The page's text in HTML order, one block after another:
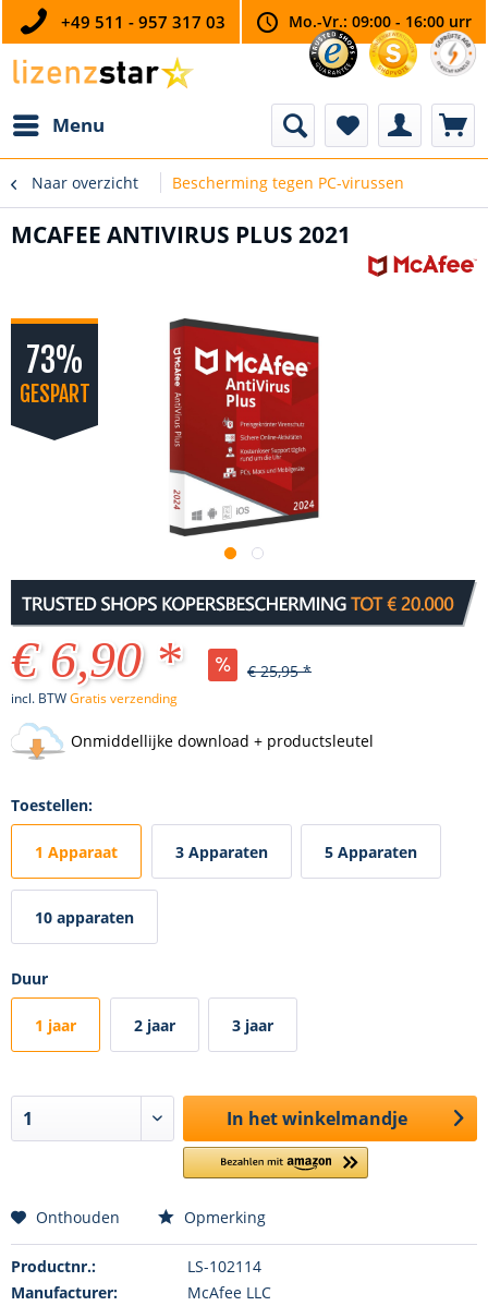
+49 511 - 957 317 03 Mo.-Vr.: 09:00 - 16:00 urr
Menu
Naar overzicht Bescherming tegen PC-virussen
MCAFEE ANTIVIRUS PLUS 2021
73%
GESPART
€ 6,90 * € 25,95 *
incl. BTWGratis verzending
Onmiddellijke download + productsleutel
Toestellen:
1 Apparaat 3 Apparaten 5 Apparaten
10 apparaten
Duur
1 jaar 2 jaar 3 jaar
In het winkelmandje
Onthouden Opmerking
Productnr.:
LS-102114
Manufacturer:
McAfee LLC